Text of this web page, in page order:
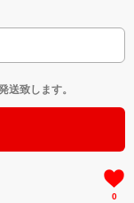
送致します。
0